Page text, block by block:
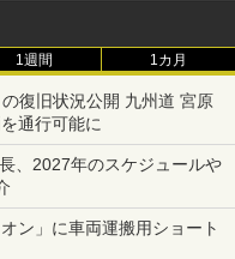
1週間 1カ月
復旧状況公開 九州道 宮原
通行可能に
、2027年のスケジュールや
ン」に車両運搬用ショート